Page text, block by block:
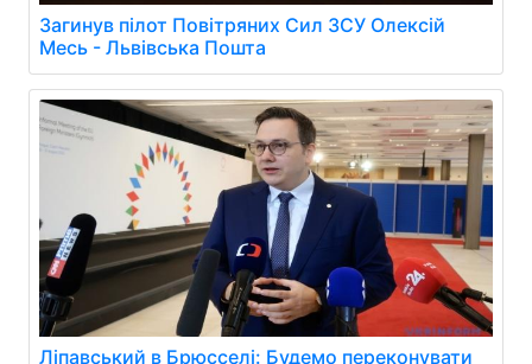
Загинув пілот Повітряних Сил ЗСУ Олексій
Месь - Львівська Пошта
Ліпавський в Брюсселі: Будемо переконувати